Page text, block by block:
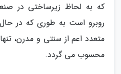
که به لحاظ زیرساختی در
روبرو است به طوری که در
متعدد اعم از سنتی و مدرن،
محسوب می گردد.